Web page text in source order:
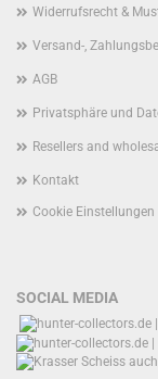
Widerrufsrecht &
Versand-,
AGB
Privatsphäre und
Resellers and
Kontakt
Cookie Einstellungen
SOCIAL MEDIA